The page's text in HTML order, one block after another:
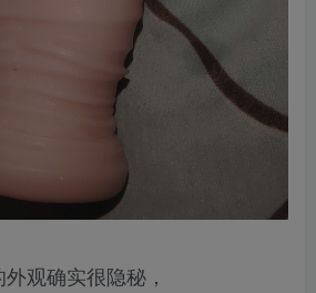
观确实很隐秘，